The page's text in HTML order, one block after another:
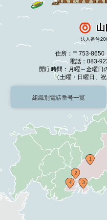
山
法人番号
住所：〒753-
電話：083-
開庁時間：月曜～金曜日
（土曜・日曜日、
組織別電話番号一覧